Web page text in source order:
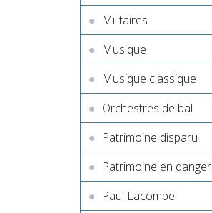
Militaires
Musique
Musique classique
Orchestres de bal
Patrimoine disparu
Patrimoine en danger
Paul Lacombe